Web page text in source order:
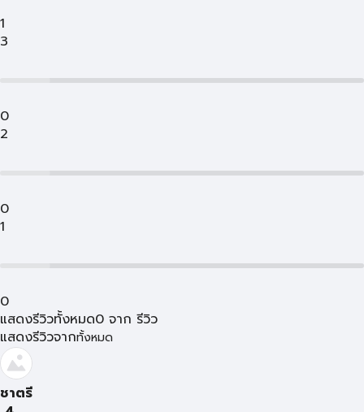
1
3
0
2
0
1
0
แสดงรีวิวทั้งหมด0 จาก รีวิว
แสดงรีวิวจากทั้งหมด
ชาตรี